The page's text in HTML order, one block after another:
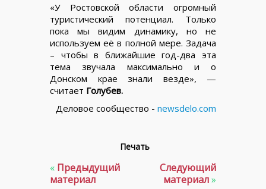
«У Ростовской области огромный
туристический потенциал. Только
пока мы видим динамику, но не
используем её в полной мере. Задача
– чтобы в ближайшие год-два эта
тема звучала максимально и о
Донском крае знали везде», —
считает Голубев.
Деловое сообщество - newsdelo.com
Печать
« Предыдущий
материал
Следующий
материал»